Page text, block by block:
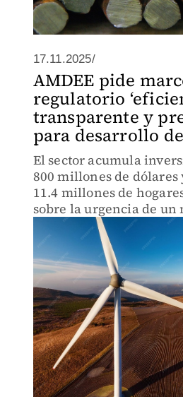
17.11.2025/
AMDEE pide
regulatorio
transparente y
para desarrollo
El sector acumula
800 millones de
11.4 millones de
sobre la urgencia de un
regulatorio para
dinamismo